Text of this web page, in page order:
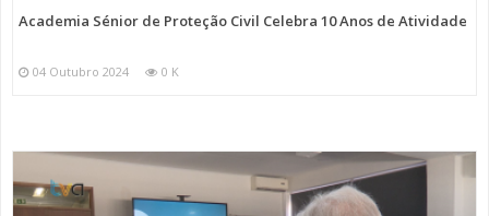
Academia Sénior de Proteção Civil Celebra 10 Anos de Atividade
04 Outubro 2024 0 K